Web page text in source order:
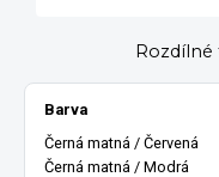
Barva
Černá matná / Červená
Černá matná / Modrá